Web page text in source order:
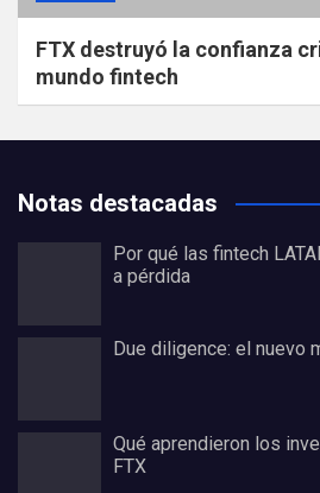
FTX destruyó la confianza
mundo fintech
Notas destacadas
Por qué las fintech
a pérdida
Due diligence: el nuevo
Qué aprendieron los
FTX